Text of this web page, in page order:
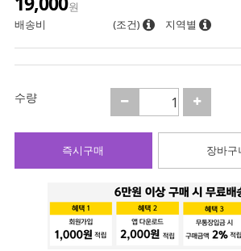
원
배송비
(조건) 지역별
수량
즉시구매 장바구